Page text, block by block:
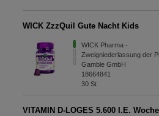
WICK ZzzQuil Gute Nacht Kids
WICK Pharma -
Zweigniederlassung der
Gamble GmbH
18664841
30St
VITAMIN D-LOGES 5.600 I.E.